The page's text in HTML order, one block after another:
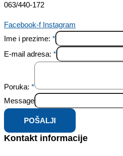
063/440-172
Facebook-f Instagram
Ime i prezime: *
E-mail adresa: *
Poruka: *
Message
POŠALJI
Kontakt informacije